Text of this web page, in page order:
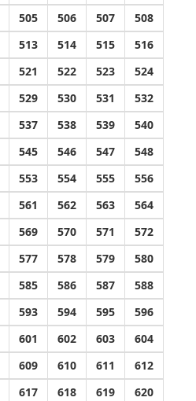
505 506 507
508
513 514 515
516
521 522 523
524
529 530 531
532
537 538 539
540
545 546 547
548
553 554 555
556
561 562 563
564
569 570 571
572
577 578 579
580
585 586 587
588
593 594 595
596
601 602 603
604
609 610 611
612
617 618 619
620